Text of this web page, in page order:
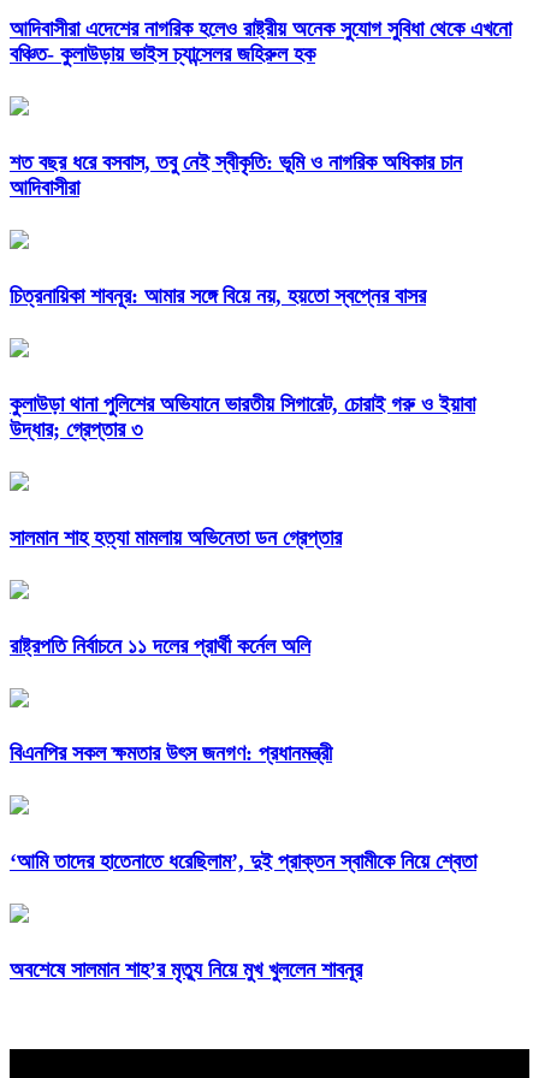
আদিবাসীরা এদেশের নাগরিক হলেও রাষ্ট্রীয় অনেক সুযোগ সুবিধা থেকে এখনো
বঞ্চিত- কুলাউড়ায় ভাইস চ্যান্সেলর জহিরুল হক
শত বছর ধরে বসবাস, তবু নেই স্বীকৃতি: ভূমি ও নাগরিক অধিকার চান
আদিবাসীরা
চিত্রনায়িকা শাবনূর: আমার সঙ্গে বিয়ে নয়, হয়তো স্বপ্নের বাসর
কুলাউড়া থানা পুলিশের অভিযানে ভারতীয় সিগারেট, চোরাই গরু ও ইয়াবা
উদ্ধার; গ্রেপ্তার ৩
সালমান শাহ হত্যা মামলায় অভিনেতা ডন গ্রেপ্তার
রাষ্ট্রপতি নির্বাচনে ১১ দলের প্রার্থী কর্নেল অলি
বিএনপির সকল ক্ষমতার উৎস জনগণ: প্রধানমন্ত্রী
‘আমি তাদের হাতেনাতে ধরেছিলাম’, দুই প্রাক্তন স্বামীকে নিয়ে শ্বেতা
অবশেষে সালমান শাহ’র মৃত্যু নিয়ে মুখ খুললেন শাবনূর